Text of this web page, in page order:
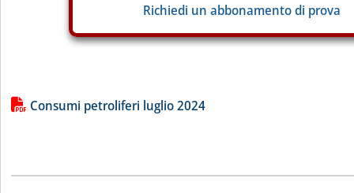
Richiedi un abbonamento di prova
Lista allegati PDF alla notizia
Consumi petroliferi luglio 2024